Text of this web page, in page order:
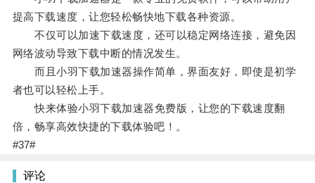
提高下载速度，让您轻松畅快地下载各种资源。
不仅可以加速下载速度，还可以稳定网络连接，避免因
网络波动导致下载中断的情况发生。
而且小羽下载加速器操作简单，界面友好，即使是初学
者也可以轻松上手。
快来体验小羽下载加速器免费版，让您的下载速度翻
倍，畅享高效快捷的下载体验吧！。
#37#
评论